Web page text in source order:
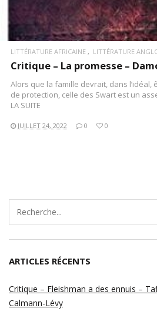
LITTÉRATURE AFRICAINE LITTÉRATURE
Critique – La promesse –
Alors que la famille devrait, dans l’idéal,
de protection, celle des Swart est un
LA SUITE
JUILLET 24, 2022 0 0
ARTICLES RÉCENTS
Critique – Fleishman a des ennuis –
Calmann-Lévy